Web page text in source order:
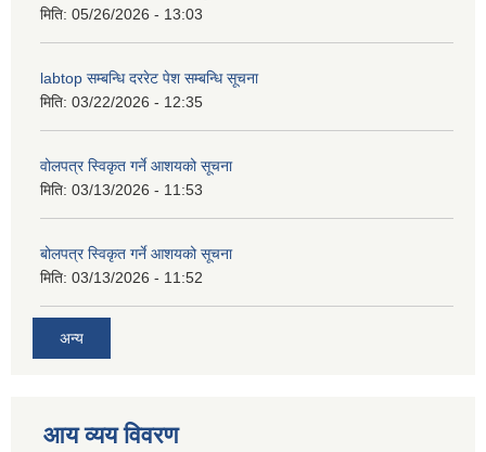
मिति: 05/26/2026 - 13:03
labtop सम्बन्धि दररेट पेश सम्बन्धि सूचना
मिति: 03/22/2026 - 12:35
वोलपत्र स्विकृत गर्ने आशयको सूचना
मिति: 03/13/2026 - 11:53
बोलपत्र स्विकृत गर्ने आशयको सूचना
मिति: 03/13/2026 - 11:52
अन्य
आय व्यय विवरण